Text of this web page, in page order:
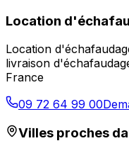
Location
Location
livraison
France
09 72 64 99 00
Villes proches